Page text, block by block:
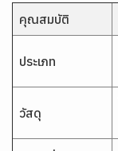
คุณสมบัติ
ประเภท
วัสดุ